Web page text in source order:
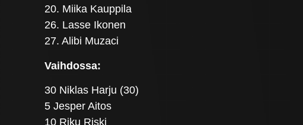
20. Miika Kauppila
26. Lasse Ikonen
27. Alibi Muzaci
Vaihdossa:
30 Niklas Harju (30)
5 Jesper Aitos
10 Riku Riski